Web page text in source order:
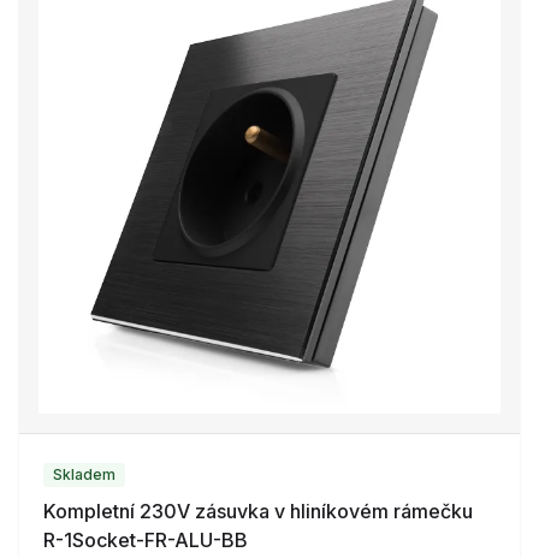
Skladem
Kompletní 230V zásuvka v hliníkovém rámečku
R-1Socket-FR-ALU-BB